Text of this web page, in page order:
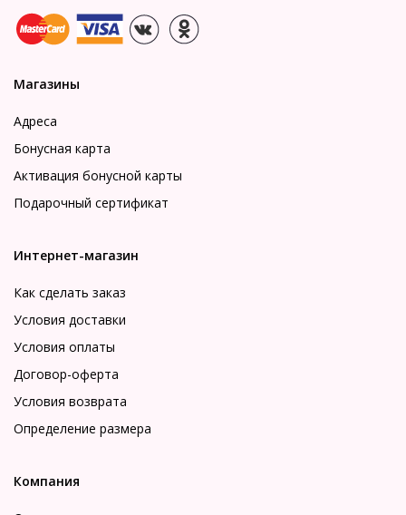
Магазины
Адреса
Бонусная карта
Активация бонусной карты
Подарочный сертификат
Интернет-магазин
Как сделать заказ
Условия доставки
Условия оплаты
Договор-оферта
Условия возврата
Определение размера
Компания